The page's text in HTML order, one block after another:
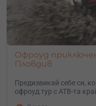
Офроуд
Пловдив
Предизвикай себе си,
офроуд тур с АТВ-та